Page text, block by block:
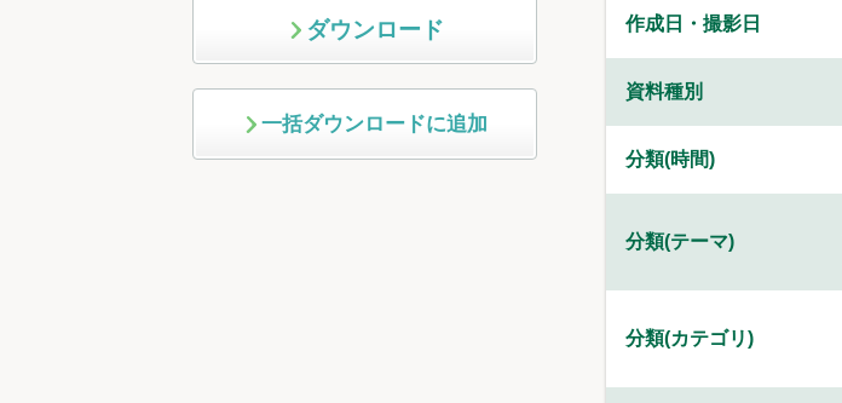
ダウンロード
一括ダウンロードに追加
作成日・撮影日
資料種別
分類(時間)
分類(テーマ)
分類(カテゴリ)